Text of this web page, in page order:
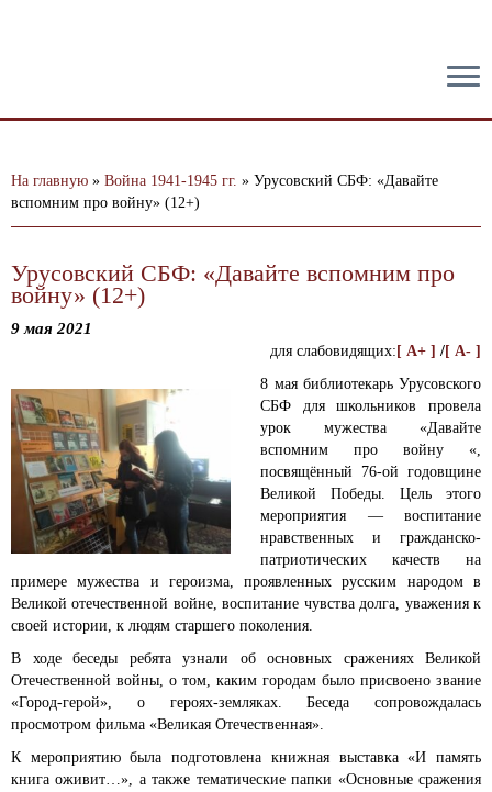
На главную » Война 1941-1945 гг. » Урусовский СБФ: «Давайте
вспомним про войну» (12+)
Урусовский СБФ: «Давайте вспомним про
войну» (12+)
9 мая 2021
для слабовидящих: [ A+ ] /[ A- ]
8 мая библиотекарь Урусовского
СБФ для школьников провела
урок мужества «Давайте
вспомним про войну «,
посвящённый 76-ой годовщине
Великой Победы. Цель этого
мероприятия — воспитание
нравственных и гражданско-
патриотических качеств на
примере мужества и героизма, проявленных русским народом в
Великой отечественной войне, воспитание чувства долга, уважения к
своей истории, к людям старшего поколения.
В ходе беседы ребята узнали об основных сражениях Великой
Отечественной войны, о том, каким городам было присвоено звание
«Город-герой», о героях-земляках. Беседа сопровождалась
просмотром фильма «Великая Отечественная».
К мероприятию была подготовлена книжная выставка «И память
книга оживит…», а также тематические папки «Основные сражения